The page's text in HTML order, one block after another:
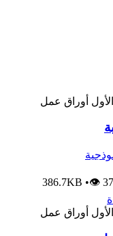
أوراق عمل
386.7KB •👁
أوراق عمل